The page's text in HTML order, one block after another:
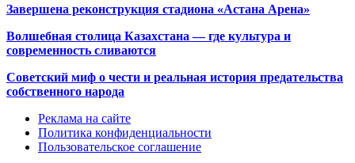
Завершена реконструкция стадиона «Астана Арена»
Волшебная столица Казахстана — где культура и
современность сливаются
Советский миф о чести и реальная история предательства
собственного народа
Реклама на сайте
Политика конфиденциальности
Пользовательское соглашение